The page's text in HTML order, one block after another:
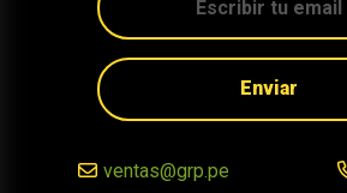
Enviar
ventas@grp.pe